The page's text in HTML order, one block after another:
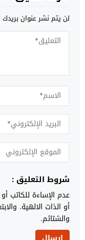
لن يتم نشر عنوان بريدك
شروط التعليق :
عدم الإساءة للكاتب
أو الذات الالهية.
والشتائم.